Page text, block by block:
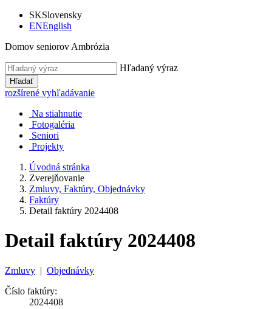
SKSlovensky
ENEnglish
Domov seniorov Ambrózia
Hľadaný výraz
Hľadať
rozšírené vyhľadávanie
Na stiahnutie
Fotogaléria
Seniori
Projekty
Úvodná stránka
Zverejňovanie
Zmluvy, Faktúry, Objednávky
Faktúry
Detail faktúry 2024408
Detail faktúry 2024408
Zmluvy | Objednávky
Číslo faktúry:
2024408